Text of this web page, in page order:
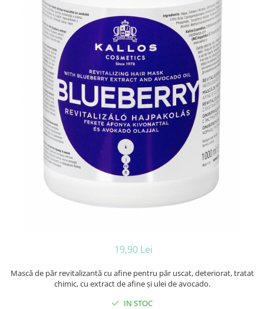
Ceara de par si gel
Accesorii par
Cosmetice profesionale
Sampon de par
Tratamente si masca de par
Vopsea de par si oxidant
Accesorii tuns si vopsit
Hair styling
Balsam de par
Ingrijire corp
Geluri de dus
Deodorante si antiperspirante
Lotiuni si creme de corp
Produse pentru protectie solara
Servetele umede
Bureti de baie
19,90 Lei
Mască de păr revitalizantă cu afine pentru păr uscat, deteriorat, tratat
chimic, cu extract de afine şi ulei de avocado.
IN STOC